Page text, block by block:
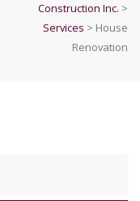
Construction Inc. >
Services > House
Renovation